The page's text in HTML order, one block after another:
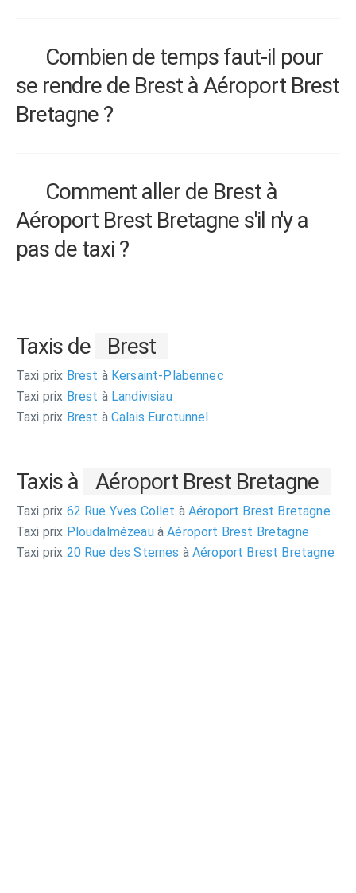
Combien de temps faut-il pour
se rendre de Brest à Aéroport Brest
Bretagne ?
Comment aller de Brest à
Aéroport Brest Bretagne s'il n'y a
pas de taxi ?
Taxis de Brest
Taxi prix Brest àKersaint-Plabennec
Taxi prix Brest àLandivisiau
Taxi prix Brest àCalais Eurotunnel
Taxis à Aéroport Brest Bretagne
Taxi prix 62 Rue Yves Collet àAéroport Brest Bretagne
Taxi prix Ploudalmézeau à Aéroport Brest Bretagne
Taxi prix 20 Rue des Sternes àAéroport Brest Bretagne